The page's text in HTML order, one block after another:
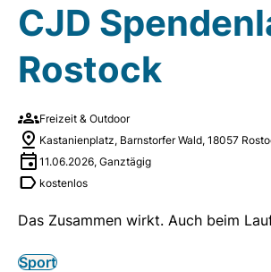
CJD
Rostock
Freizeit & Outdoor
Kastanienplatz, Barnstorfer Wald, 18057
11.06.2026, Ganztägig
kostenlos
Das Zusammen wirkt. Auch beim
Sport